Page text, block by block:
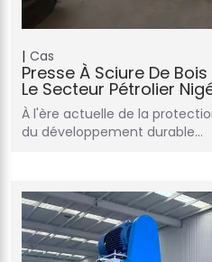
Cas
Presse À Sciure De
Le Secteur Pétrolier
À l'ère actuelle de la
du développement durable…